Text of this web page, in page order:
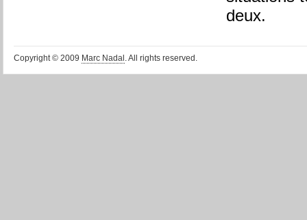
deux.
Copyright © 2009 Marc Nadal . All rights reserved.